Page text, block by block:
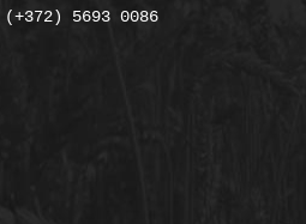
5693 0086